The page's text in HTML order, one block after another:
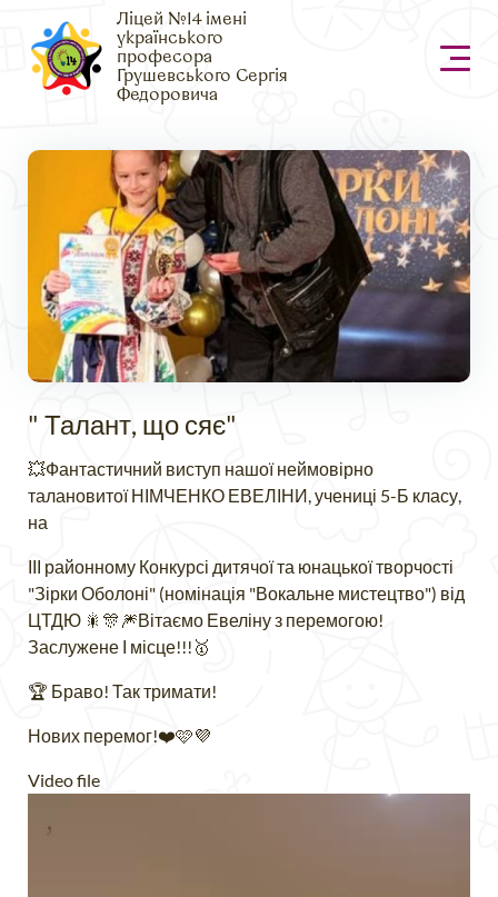
Ліцей №14 імені
українського
професора
Грушевського Сергія
Федоровича
" Талант, що сяє"
💥Фантастичний виступ нашої неймовірно
талановитої НІМЧЕНКО ЕВЕЛІНИ, учениці 5-Б класу,
на
ІІІ районному Конкурсі дитячої та юнацької творчості
"Зірки Оболоні" (номінація "Вокальне мистецтво") від
ЦТДЮ 🎇🎊🎆Вітаємо Евеліну з перемогою!
Заслужене І місце!!!🥇
🏆 Браво! Так тримати!
Нових перемог!❤️🩷💜
Video file